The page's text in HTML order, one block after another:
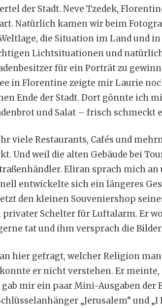
der Stadt. Neve Tzedek,
Natürlich kamen wir beim
die Situation im Land und in
Lichtsituationen und
für ein Porträt zu
in Florentine zeigte mir Laurie
Ende der Stadt. Dort gönnte ich
und Salat – frisch schmeckt
viele Restaurants, Cafés und
Und weil die alten Gebäude bei
Eliran sprach mich an
entwickelte sich ein längeres
den kleinen Souveniershop
privater Schelter für Luftalarm. Er
tat und ihm versprach die
hier gefragt, welcher Religion
er nicht verstehen. Er meinte,
mir ein paar Mini-Ausgaben der
„Jerusalem“ und